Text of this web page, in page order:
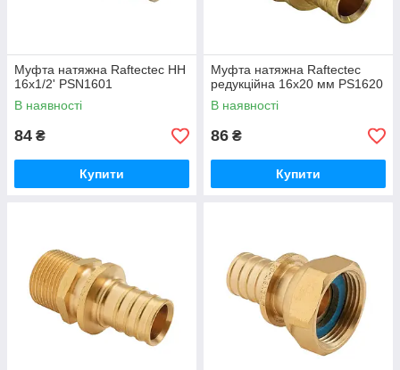
Муфта натяжна Raftectec НН
16x1/2' PSN1601
В наявності
84 ₴
Купити
Муфта натяжна Raftectec
редукційна 16x20 мм PS1620
В наявності
86 ₴
Купити